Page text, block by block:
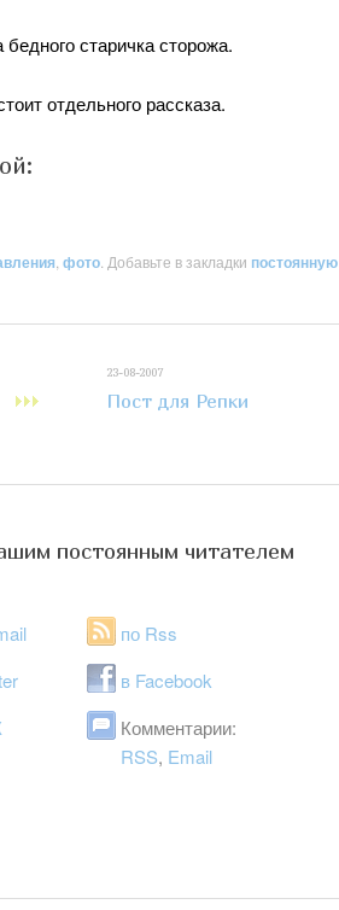
старичка сторожа.
отдельного рассказа.
фото . Добавьте в закладки постоянную
23-08-2007
Пост для Репки
постоянным читателем
по Rss
в Facebook
Комментарии:
RSS, Email